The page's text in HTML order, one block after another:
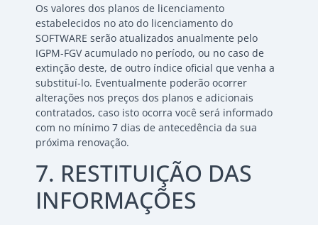
Os valores dos planos de licenciamento
estabelecidos no ato do licenciamento do
SOFTWARE serão atualizados anualmente pelo
IGPM-FGV acumulado no período, ou no caso de
extinção deste, de outro índice oficial que venha a
substituí-lo. Eventualmente poderão ocorrer
alterações nos preços dos planos e adicionais
contratados, caso isto ocorra você será informado
com no mínimo 7 dias de antecedência da sua
próxima renovação.
7. RESTITUIÇÃO DAS
INFORMAÇÕES